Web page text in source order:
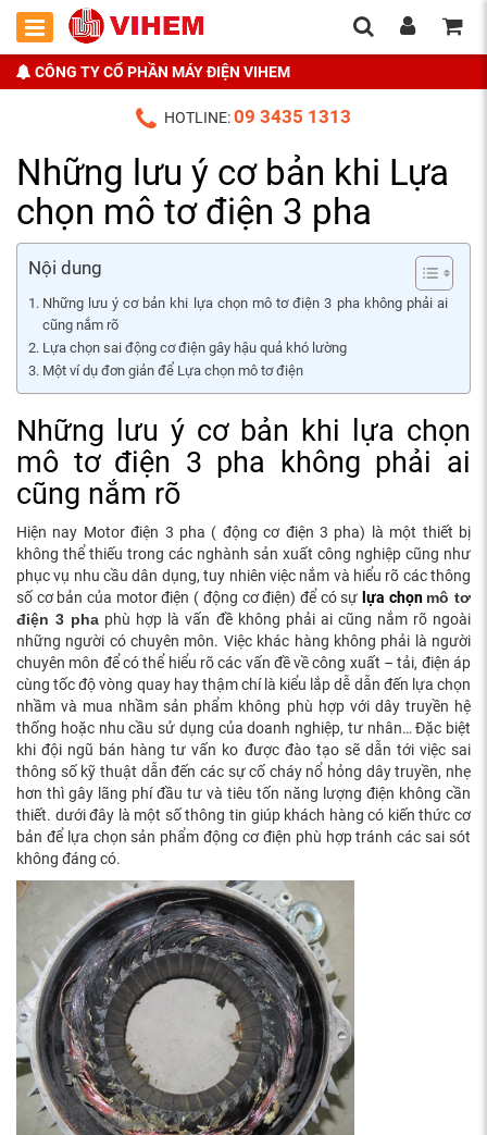
CÔNG TY CỔ PHẦN MÁY ĐIỆN VIHEM
HOTLINE:09 3435 1313
Những lưu ý cơ bản khi Lựa
chọn mô tơ điện 3 pha
Nội dung
Những lưu ý cơ bản khi lựa chọn mô tơ điện 3 pha không phải ai
cũng nắm rõ
Lựa chọn sai động cơ điện gây hậu quả khó lường
Một ví dụ đơn giản để Lựa chọn mô tơ điện
Những lưu ý cơ bản khi lựa chọn
mô tơ điện 3 pha không phải ai
cũng nắm rõ
Hiện nay Motor điện 3 pha ( động cơ điện 3 pha) là một thiết bị
không thể thiếu trong các nghành sản xuất công nghiệp cũng như
phục vụ nhu cầu dân dụng, tuy nhiên việc nắm và hiểu rõ các thông
số cơ bản của motor điện ( động cơ điện) để có sự lựa chọn mô tơ
điện 3 pha phù hợp là vấn đề không phải ai cũng nắm rõ ngoài
những người có chuyên môn. Việc khác hàng không phải là người
chuyên môn để có thể hiểu rõ các vấn đề về công xuất – tải, điện áp
cùng tốc độ vòng quay hay thậm chí là kiểu lắp dễ dẫn đến lựa chọn
nhầm và mua nhầm sản phẩm không phù hợp với dây truyền hệ
thống hoặc nhu cầu sử dụng của doanh nghiệp, tư nhân… Đặc biệt
khi đội ngũ bán hàng tư vấn ko được đào tạo sẽ dẫn tới việc sai
thông số kỹ thuật dẫn đến các sự cố cháy nổ hỏng dây truyền, nhẹ
hơn thì gây lãng phí đầu tư và tiêu tốn năng lượng điện không cần
thiết. dưới đây là một số thông tin giúp khách hàng có kiến thức cơ
bản để lựa chọn sản phẩm động cơ điện phù hợp tránh các sai sót
không đáng có.